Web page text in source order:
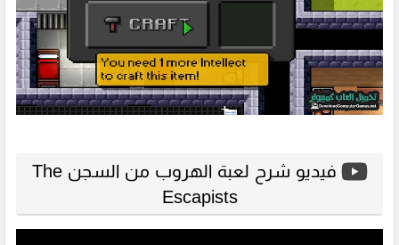
فيديو شرح لعبة الهروب من السجن The
Escapists